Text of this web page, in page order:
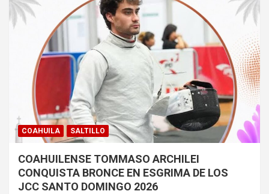
COAHUILA SALTILLO
COAHUILENSE TOMMASO ARCHILEI
CONQUISTA BRONCE EN ESGRIMA DE LOS
JCC SANTO DOMINGO 2026